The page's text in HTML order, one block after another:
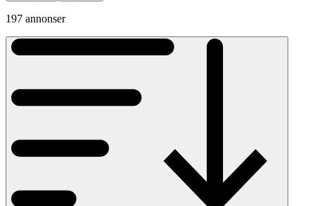
197 annonser